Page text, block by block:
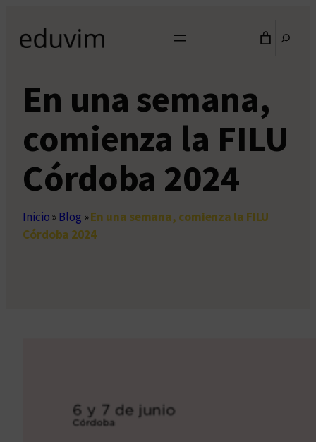
contenido
En una semana,
comienza la FILU
Córdoba 2024
Inicio» Blog »En una semana, comienza la FILU
Córdoba 2024